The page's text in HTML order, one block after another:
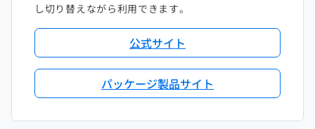
し切り替えながら利用できます。
公式サイト
パッケージ製品サイト